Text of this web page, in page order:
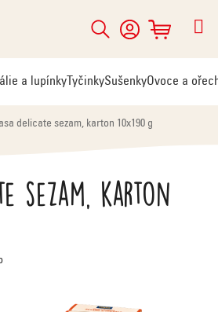
Hledat
NÁKUPNÍ
KOŠÍK
a lupínky TyčinkySušenkyOvoce a
delicate sezam, karton 10x190 g
sezam, karton